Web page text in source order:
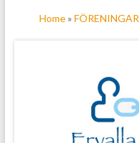
Home» FÖRENINGAR